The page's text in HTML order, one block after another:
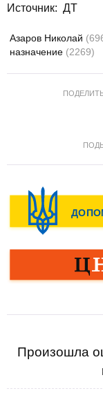
Источник: ДТ
Азаров Николай
назначение (2269)
Произошла